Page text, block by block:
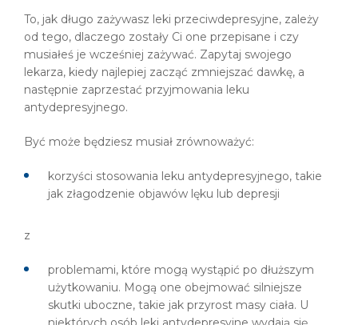
To, jak długo zażywasz leki przeciwdepresyjne, zależy
od tego, dlaczego zostały Ci one przepisane i czy
musiałeś je wcześniej zażywać. Zapytaj swojego
lekarza, kiedy najlepiej zacząć zmniejszać dawkę, a
następnie zaprzestać przyjmowania leku
antydepresyjnego.
Być może będziesz musiał zrównoważyć:
korzyści stosowania leku antydepresyjnego, takie
jak złagodzenie objawów lęku lub depresji
z
problemami, które mogą wystąpić po dłuższym
użytkowaniu. Mogą one obejmować silniejsze
skutki uboczne, takie jak przyrost masy ciała. U